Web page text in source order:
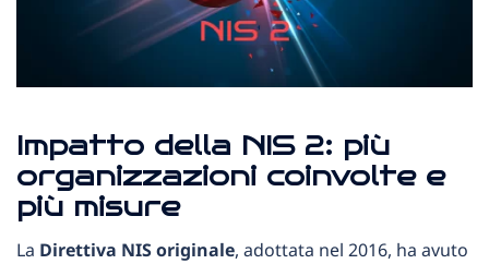
Impatto della NIS 2: più
organizzazioni coinvolte e
più misure
La Direttiva NIS originale, adottata nel 2016, ha avuto